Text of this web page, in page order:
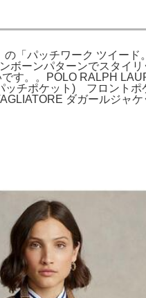
「パッチワーク ツイード
ボーンパターンでスタイ
。。POLO RALPH
ッチポケット) フロントポ
ダガールジャケ